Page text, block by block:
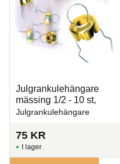
Julgrankulehängare
mässing 1/2 - 10 st,
Julgrankulehängare
75 KR
I lager